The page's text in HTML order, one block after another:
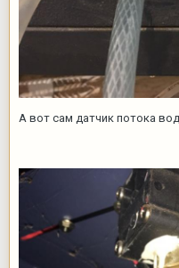
А вот сам датчик потока